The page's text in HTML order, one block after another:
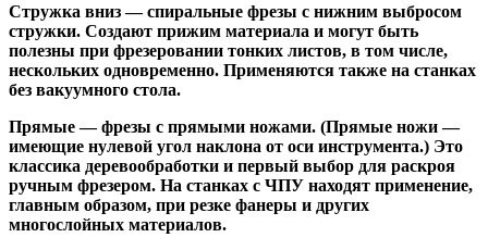
Стружка вниз— спиральные фрезы с нижним выбросом
стружки. Создают прижим материала и могут быть
полезны при фрезеровании тонких листов, в том числе,
нескольких одновременно. Применяются также на станках
без вакуумного стола.
Прямые— фрезы с прямыми ножами. (Прямые ножи —
имеющие нулевой угол наклона от оси инструмента.) Это
классика деревообработки и первый выбор для раскроя
ручным фрезером. На станках с ЧПУ находят применение,
главным образом, при резке фанеры и других
многослойных материалов.